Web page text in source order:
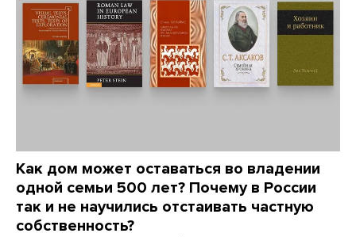
Как дом может оставаться во владении
одной семьи 500 лет? Почему в России
так и не научились отстаивать частную
собственность?